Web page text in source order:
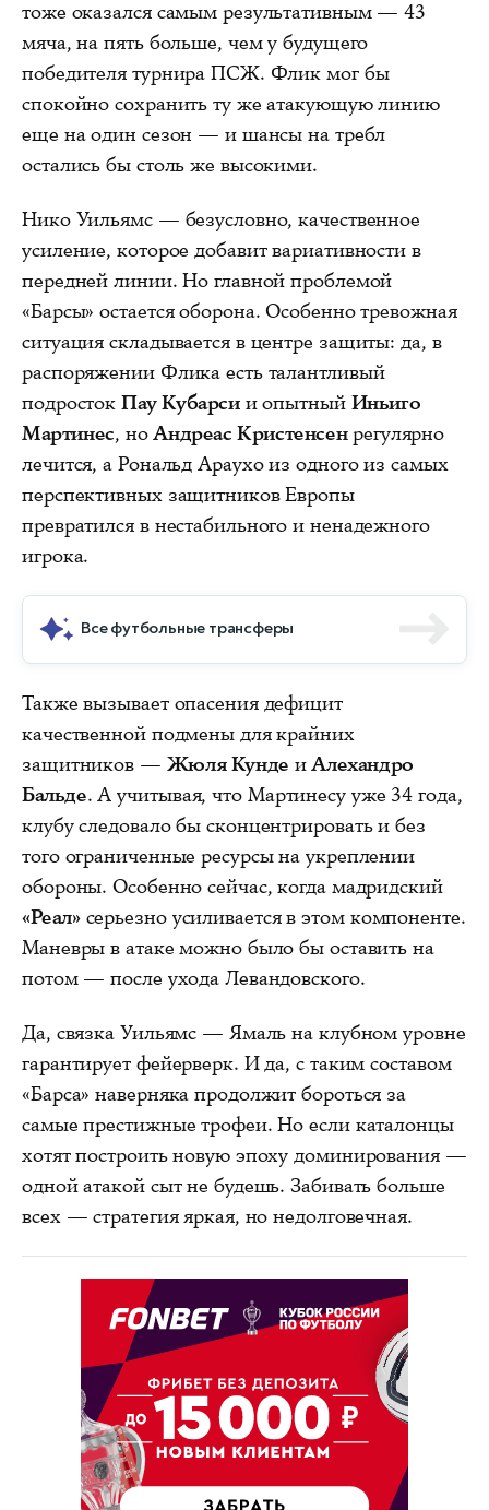
тоже оказался самым результативным — 43
мяча, на пять больше, чем у будущего
победителя турнира ПСЖ. Флик мог бы
спокойно сохранить ту же атакующую линию
еще на один сезон — и шансы на требл
остались бы столь же высокими.
Нико Уильямс — безусловно, качественное
усиление, которое добавит вариативности в
передней линии. Но главной проблемой
«Барсы» остается оборона. Особенно тревожная
ситуация складывается в центре защиты: да, в
распоряжении Флика есть талантливый
подростокПау Кубарсии опытный Иньиго
Мартинес, ноАндреас Кристенсенрегулярно
лечится, а Рональд Араухо из одного из самых
перспективных защитников Европы
превратился в нестабильного и ненадежного
игрока.
Все футбольные трансферы
Также вызывает опасения дефицит
качественной подмены для крайних
защитников — Жюля Кунде иАлехандро
Бальде. А учитывая, что Мартинесу уже 34 года,
клубу следовало бы сконцентрировать и без
того ограниченные ресурсы на укреплении
обороны. Особенно сейчас, когда мадридский
«Реал»серьезно усиливается в этом компоненте.
Маневры в атаке можно было бы оставить на
потом — после ухода Левандовского.
Да, связка Уильямс — Ямаль на клубном уровне
гарантирует фейерверк. И да, с таким составом
«Барса» наверняка продолжит бороться за
самые престижные трофеи. Но если каталонцы
хотят построить новую эпоху доминирования —
одной атакой сыт не будешь. Забивать больше
всех — стратегия яркая, но недолговечная.